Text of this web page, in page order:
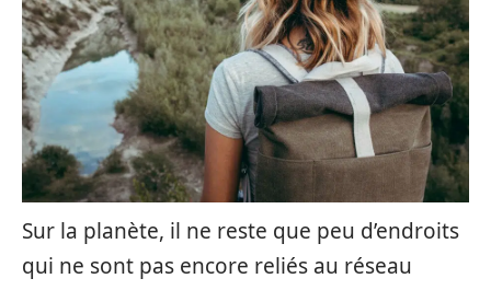
Sur la planète, il ne reste que peu d’endroits
qui ne sont pas encore reliés au réseau